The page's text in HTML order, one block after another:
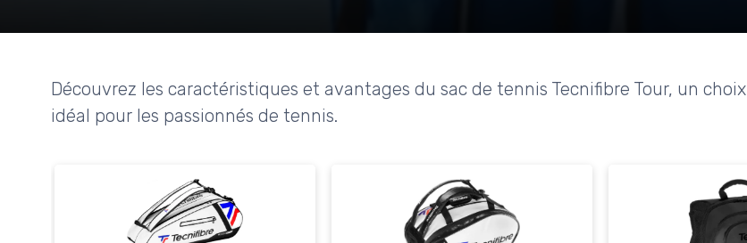
Découvrez les caractéristiques et avantages du sac de tennis Tecnifibre Tour, un choix
idéal pour les passionnés de tennis.